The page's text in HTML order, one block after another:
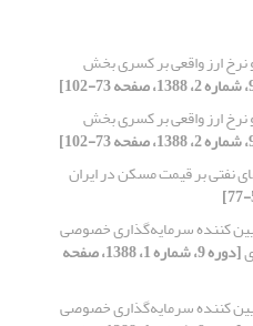
و نرخ ارز واقعی بر کسری بخش
و نرخ ارز واقعی بر کسری بخش
نفتی بر قیمت مسکن در ایران
کننده سرمایه‌گذاری خصوصی
[دوره 9، شماره 1، 1388، صفحه
کننده سرمایه‌گذاری خصوصی